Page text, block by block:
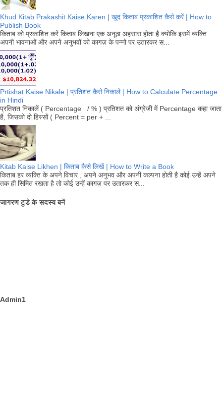
Khud Kitab Prakashit Kaise Karen | खुद किताब प्रकाशित कैसे करें | How to
Publish Book
किताब को प्रकाशित करें किताब लिखना एक अनूठा अहसास होता है क्योकि इसमें व्यक्ति
अपनी भावनाओं और अपने अनुभवों को कागज़ के पन्नो पर उतारकर स...
Prtishat Kaise Nikale | प्रतिशत कैसे निकाले | How to Calculate Percentage
in Hindi
प्रतिशत निकालें ( Percentage / % ) प्रतिशत को अंग्रेजी में Percentage कहा जाता
है, जिसको दो हिस्सों ( Percent = per + ...
Kitab Kaise Likhen | किताब कैसे लिखें | How to Write a Book
किताब हर व्यक्ति के अपने विचार , अपने अनुभव और अपनी कल्पना होती है कोई उन्हें अपने
तक ही सिमित रखता है तो कोई उन्हें कागज़ पर उतारकर स...
जागरण टुडे के सदस्य बनें
Admin1